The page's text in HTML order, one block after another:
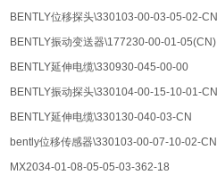
BENTLY位移探头\330103-00-03-05-02-CN
BENTLY振动变送器\177230-00-01-05(CN)
BENTLY延伸电缆\330930-045-00-00
BENTLY振动探头\330104-00-15-10-01-CN
BENTLY延伸电缆\330130-040-03-CN
bently位移传感器\330103-00-07-10-02-CN
MX2034-01-08-05-05-03-362-18